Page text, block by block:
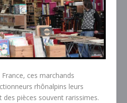
ces marchands
rhônalpins leurs
des pièces souvent rarissimes.